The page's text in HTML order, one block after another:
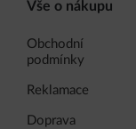
Vše o nákupu
Obchodní
podmínky
Reklamace
Doprava